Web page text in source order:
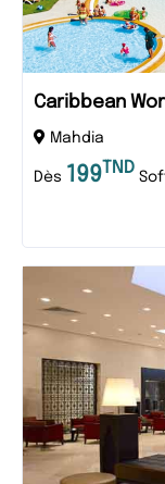
Caribbean
Mahdia
Dès 199 TND